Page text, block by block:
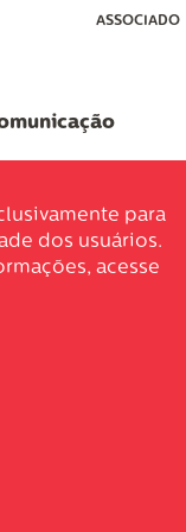
MenuASSOCIADO
para
dos usuários.
acesse